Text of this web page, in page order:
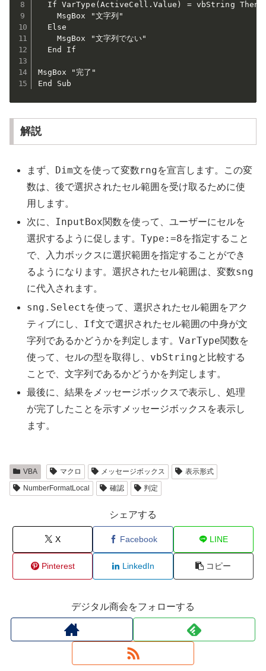
  If VarType(ActiveCell.Value) = vbString Then
    MsgBox "文字列"
  Else
    MsgBox "文字列でない"
  End If
MsgBox "完了"
End Sub
解説
まず、 Dim文を使って変数rngを宣言します。この変
数は、後で選択されたセル範囲を受け取るために使
用します。
次に、 InputBox関数を使って、ユーザーにセルを
選択するように促します。 Type:=8を指定すること
で、入力ボックスに選択範囲を指定することができ
るようになります。選択されたセル範囲は、変数sng
に代入されます。
sng.Select を使って、選択されたセル範囲をアク
ティブにし、 If文で選択されたセル範囲の中身が文
字列であるかどうかを判定します。VarType関数を
使って、セルの型を取得し、 vbStringと比較する
ことで、文字列であるかどうかを判定します。
最後に、結果をメッセージボックスで表示し、処理
が完了したことを示すメッセージボックスを表示し
ます。
VBA マクロ メッセージボックス
表示形式
NumberFormatLocal
確認 判定
シェアする
X Facebook LINE
Pinterest LinkedIn コピー
デジタル商会をフォローする